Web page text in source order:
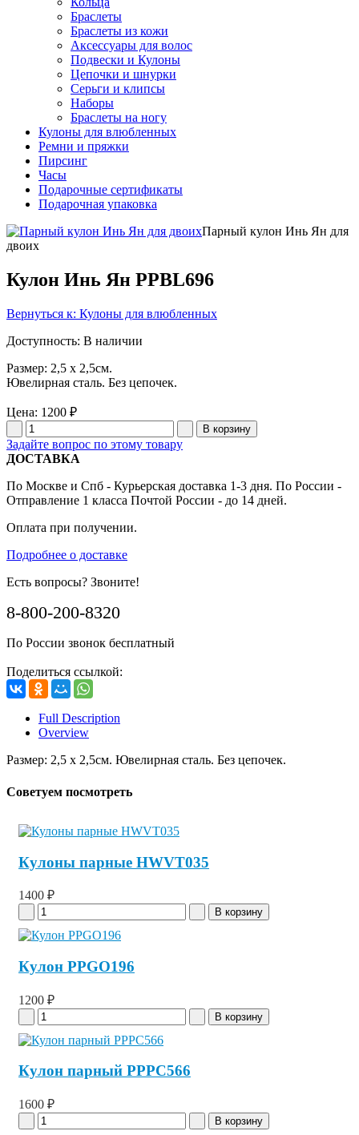
Браслеты
Браслеты из кожи
Аксессуары для волос
Подвески и Кулоны
Цепочки и шнурки
Серьги и клипсы
Наборы
Браслеты на ногу
Кулоны для влюбленных
Ремни и пряжки
Пирсинг
Часы
Подарочные сертификаты
Подарочная упаковка
Парный кулон Инь Ян для
двоих
Кулон Инь Ян PPBL696
Вернуться к: Кулоны для влюбленных
Доступность: В наличии
Размер: 2,5 x 2,5см.
Ювелирная сталь. Без цепочек.
Цена: 1200 ₽
Задайте вопрос по этому товару
ДОСТАВКА
По Москве и Спб - Курьерская доставка 1-3 дня. По России -
Отправление 1 класса Почтой России - до 14 дней.
Оплата при получении.
Подробнее о доставке
Есть вопросы? Звоните!
8-800-200-8320
По России звонок бесплатный
Поделиться ссылкой:
Full Description
Overview
Размер: 2,5 x 2,5см. Ювелирная сталь. Без цепочек.
Советуем посмотреть
Кулоны парные HWVT035
1400 ₽
Кулон PPGO196
1200 ₽
Кулон парный PPPC566
1600 ₽